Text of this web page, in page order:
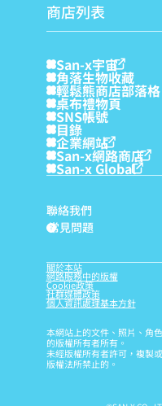
商店列表
San-x宇宙
角落生物收藏
輕鬆熊商店部落格
桌布禮物頁
SNS帳號
目錄
企業網站
San-x網路商店
San-x Global
聯絡我們
?
常見問題
關於本站
網路服務中的版權
Cookie政策
社群媒體政策
個人資訊處理基本方針
本網站上的文件、照片、角
的版權所有者所有。
未經版權所有者許可，複製
版權法所禁止的。